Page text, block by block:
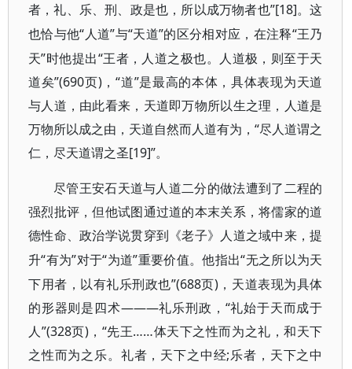
者，礼、乐、刑、政是也，所以成万物者也”[18]。这
也恰与他“人道”与“天道”的区分相对应，在注释“王乃
天”时他提出“王者，人道之极也。人道极，则至于天
道矣”(690页)，“道”是最高的本体，具体表现为天道
与人道，由此看来，天道即万物所以生之理，人道是
万物所以成之由，天道自然而人道有为，“尽人道谓之
仁，尽天道谓之圣[19]”。
尽管王安石天道与人道二分的做法遭到了二程的
强烈批评，但他试图通过道的本末关系，将儒家的道
德性命、政治学说贯穿到《老子》人道之域中来，提
升“有为”对于“为道”重要价值。他指出“无之所以为天
下用者，以有礼乐刑政也”(688页)，天道表现为具体
的形器则是四术———礼乐刑政，“礼始于天而成于
人”(328页)，“先王……体天下之性而为之礼，和天下
之性而为之乐。礼者，天下之中经;乐者，天下之中